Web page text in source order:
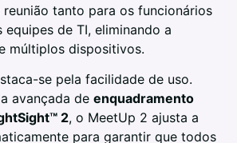
tanto para os funcionários
equipes de TI, eliminando a
múltiplos dispositivos.
se pela facilidade de uso.
avançada de enquadramento
2, o MeetUp 2 ajusta a
para garantir que todos